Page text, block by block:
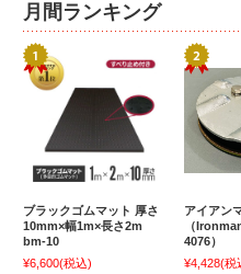
月間ランキング
ブラックゴムマット 厚さ
10mm×幅1m×長さ2m
bm-10
¥6,600(税込)
アイアン
（
4076）
¥4,428(税